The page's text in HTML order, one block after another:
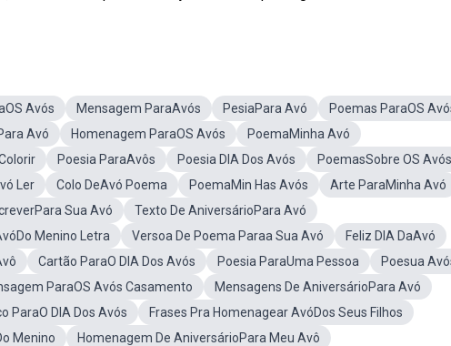
Avós Mensagem ParaAvós PesiaPara Avó
Poemas ParaOS
Avó Homenagem ParaOS Avós
PoemaMinha Avó
Poesia ParaAvôs Poesia DIA Dos Avós
PoemasSobre OS Avós
Ler Colo DeAvó Poema PoemaMin Has Avós
Arte ParaMinha Avó
Sua Avó
Texto De AniversárioPara Avó
Menino Letra Versoa De Poema Paraa Sua Avó
Feliz DIA DaAvó
Cartão ParaO DIA Dos Avós Poesia ParaUma Pessoa
Poesua
ParaOS Avós Casamento
Mensagens De AniversárioPara Avó
ParaO DIA Dos Avós
Frases Pra Homenagear AvóDos Seus Filhos
Menino
Homenagem De AniversárioPara Meu Avô